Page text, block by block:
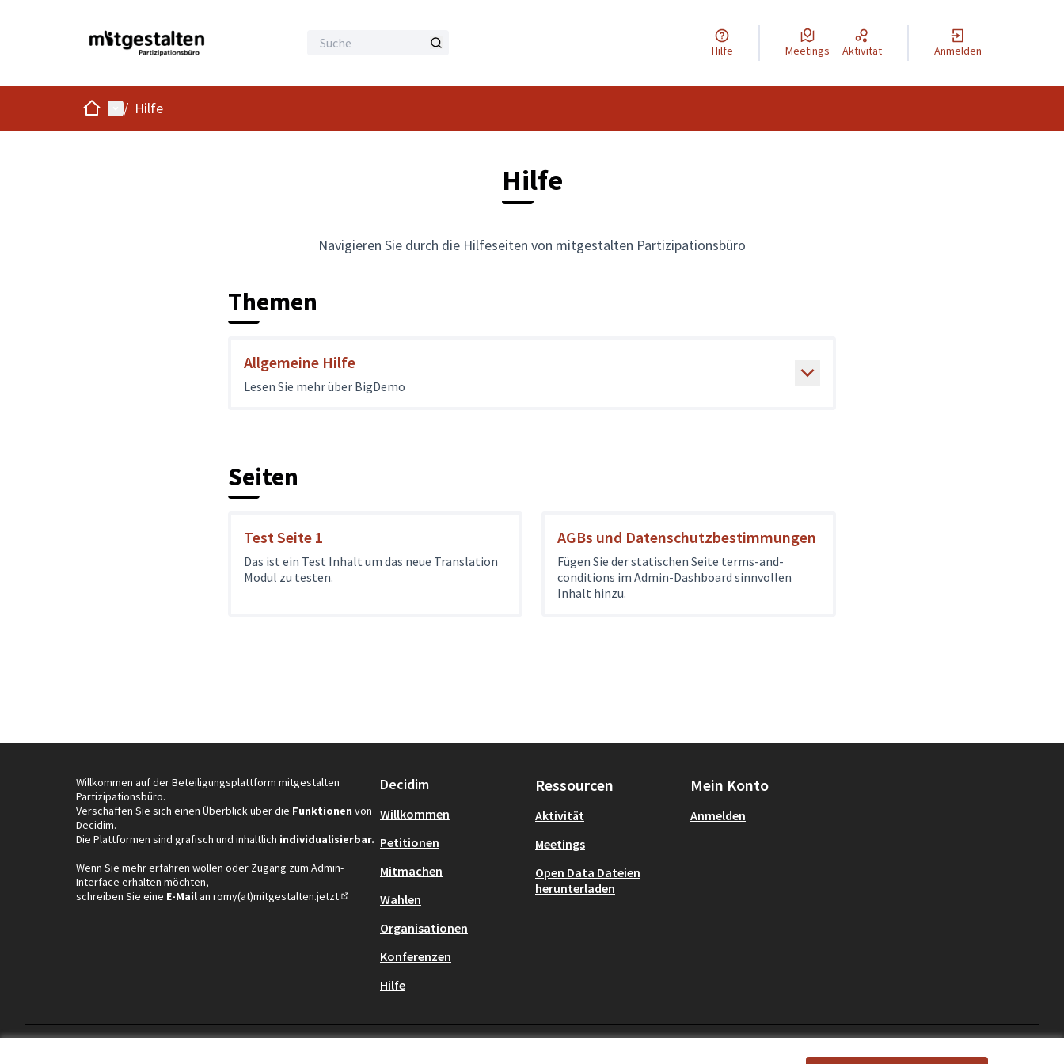
Hilfe Meetings Aktivität Anmelden
StartHauptmenü
/ Hilfe
Hilfe
Navigieren Sie durch die Hilfeseiten von mitgestalten Partizipationsbüro
Themen
Allgemeine Hilfe
Lesen Sie mehr über BigDemo
Seiten
Test Seite 1
Das ist ein Test Inhalt um das neue Translation
Modul zu testen.
AGBs und Datenschutzbestimmungen
Fügen Sie der statischen Seite terms-and-
conditions im Admin-Dashboard sinnvollen
Inhalt hinzu.
Willkommen auf der Beteiligungsplattform mitgestalten
Partizipationsbüro.
Verschaffen Sie sich einen Überblick über die Funktionen von
Decidim.
Die Plattformen sind grafisch und inhaltlich individualisierbar.
Wenn Sie mehr erfahren wollen oder Zugang zum Admin-
Interface erhalten möchten,
schreiben Sie eine E-Mailan romy(at)mitgestalten.jetzt
(In neuem Tab öffnen)
Decidim
Willkommen
Petitionen
Mitmachen
Wahlen
Organisationen
Konferenzen
Hilfe
Ressourcen
Aktivität
Meetings
Open Data Dateien
herunterladen
Mein Konto
Anmelden
Deutsch